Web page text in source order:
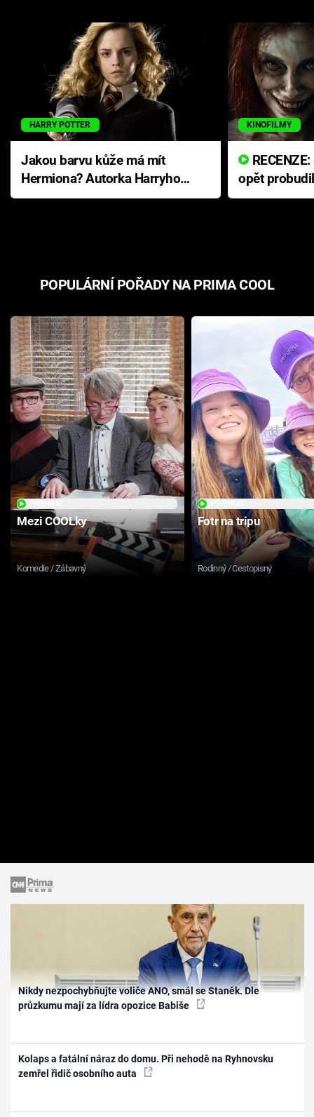
HARRY POTTER
Jakou barvu kůže má mít
Hermiona? Autorka Harryho
Pottera přišla s ráznou
KINOFILMY
opět
přichází s
POPULÁRNÍ POŘADY NA PRIMA COOL
Mezi COOLky
Komedie / Zábavný
Fotr na tripu
Rodinný / Cestopisný
Nikdy nezpochybňujte voliče ANO, smál se Staněk. Dle
průzkumu mají za lídra opozice Babiše
Kolaps a fatální náraz do domu. Při nehodě na Ryhnovsku
zemřel řidič osobního auta